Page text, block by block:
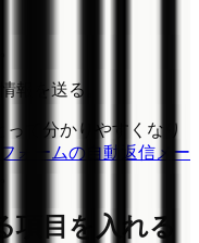
報を送る。
て分かりやすくなり
フォームの自動返信メー
目を入れる